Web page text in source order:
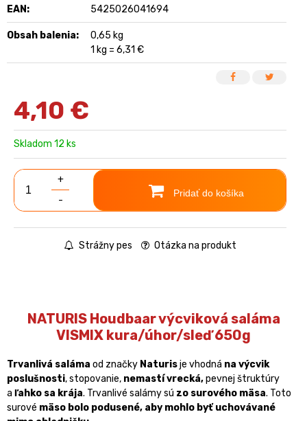
EAN: 5425026041694
Obsah balenia:
0,65 kg
1 kg = 6,31 €
4,10 €
Skladom 12 ks
+
-
Pridať do košíka
Strážny pes Otázka na produkt
NATURIS Houdbaar výcviková saláma
VISMIX kura/úhor/sleď 650g
Trvanlivá saláma od značky Naturisje vhodná na výcvik
poslušnosti, stopovanie, nemastí vrecká,pevnej štruktúry
a ľahko sa krája. Trvanlivé salámy sú zo surového mäsa. Toto
surové mäso bolo podusené, aby mohlo byť uchovávané